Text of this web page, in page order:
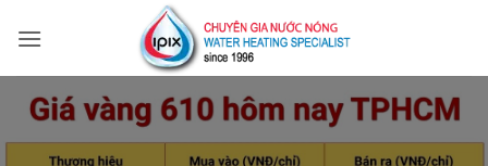
qua
dung